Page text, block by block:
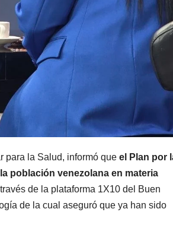
para la Salud, informó que el Plan por
población venezolana en materia
de la plataforma 1X10 del Buen
de la cual aseguró que ya han sido